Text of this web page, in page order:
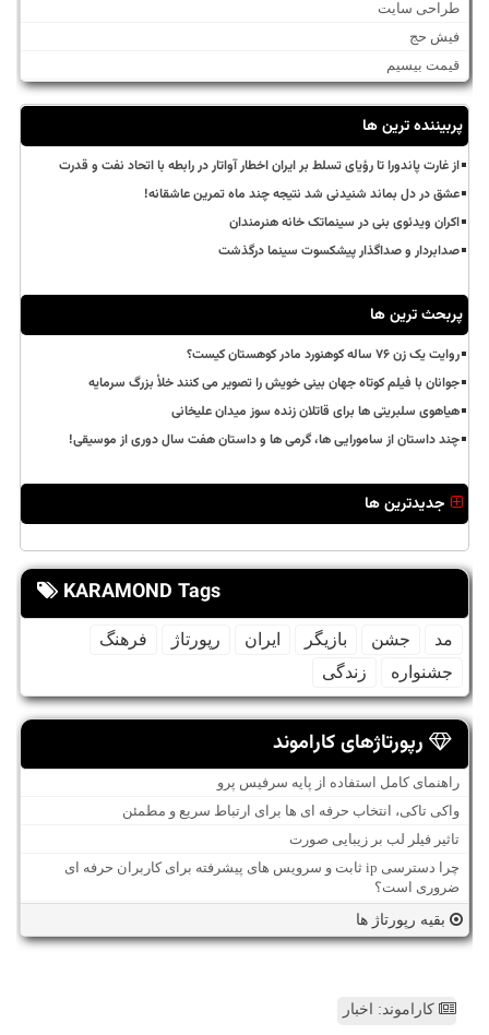
طراحی سایت
فیش حج
قیمت بیسیم
پربیننده ترین ها
از غارت پاندورا تا رؤیای تسلط بر ایران اخطار آواتار در رابطه با اتحاد نفت و قدرت
عشق در دل بماند شنیدنی شد نتیجه چند ماه تمرین عاشقانه!
اکران ویدئوی بنی در سینماتک خانه هنرمندان
صدابردار و صداگذار پیشکسوت سینما درگذشت
پربحث ترین ها
روایت یک زن ۷۶ ساله کوهنورد مادر کوهستان کیست؟
جوانان با فیلم کوتاه جهان بینی خویش را تصویر می کنند خلأ بزرگ سرمایه
هیاهوی سلبریتی ها برای قاتلان زنده سوز میدان علیخانی
چند داستان از سامورایی ها، گرمی ها و داستان هفت سال دوری از موسیقی!
جدیدترین ها
KARAMOND Tags
مد جشن بازیگر ایران رپورتاژ
فرهنگ
جشنواره
زندگی
رپورتاژهای کاراموند
راهنمای کامل استفاده از پایه سرفیس پرو
واکی تاکی، انتخاب حرفه ای ها برای ارتباط سریع و مطمئن
تاثیر فیلر لب بر زیبایی صورت
چرا دسترسی ip ثابت و سرویس های پیشرفته برای کاربران حرفه ای
ضروری است؟
بقیه رپورتاژ ها
کاراموند: اخبار